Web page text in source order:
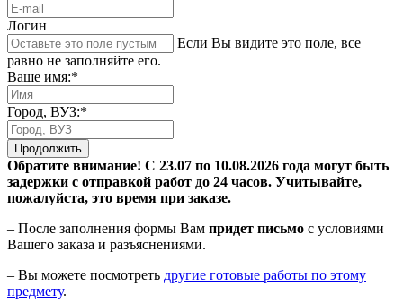
Логин
Если Вы видите это поле, все
равно не заполняйте его.
Ваше имя:*
Город, ВУЗ:*
Продолжить
Обратите внимание! С 23.07 по 10.08.2026 года могут быть
задержки с отправкой работ до 24 часов. Учитывайте,
пожалуйста, это время при заказе.
– После заполнения формы Вам придет письмо с условиями
Вашего заказа и разъяснениями.
– Вы можете посмотреть другие готовые работы по этому
предмету.